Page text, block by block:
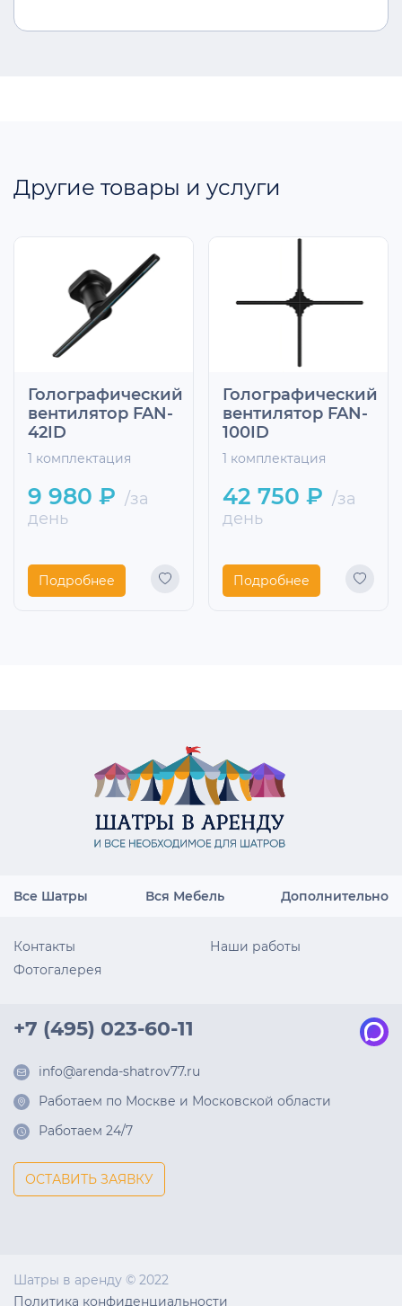
Другие товары и услуги
Голографический
вентилятор FAN-
42ID
1 комплектация
9 980 ₽ /за
день
Подробнее
Голографический
вентилятор FAN-
100ID
1 комплектация
42 750 ₽ /за
день
Подробнее
Все Шатры Вся Мебель Дополнительно
Контакты
Наши работы
Фотогалерея
+7 (495) 023-60-11
info@arenda-shatrov77.ru
Работаем по Москве и Московской области
Работаем 24/7
ОСТАВИТЬ ЗАЯВКУ
Шатры в аренду © 2022
Политика конфиденциальности